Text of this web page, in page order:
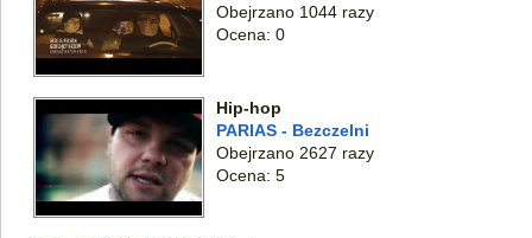
Obejrzano 1044 razy
Ocena: 0
Hip-hop
PARIAS - Bezczelni
Obejrzano 2627 razy
Ocena: 5